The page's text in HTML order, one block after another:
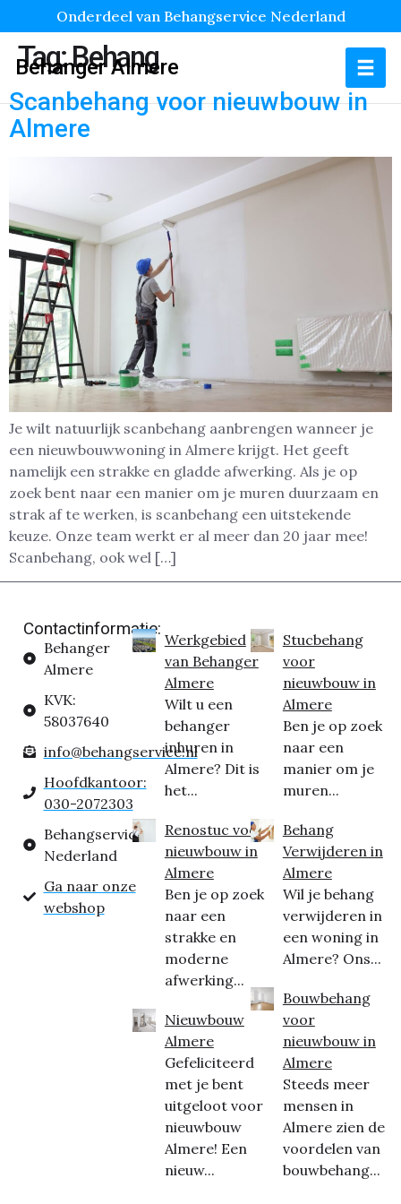
Onderdeel van Behangservice Nederland
Behanger Almere
Tag:Behang
Scanbehang voor nieuwbouw in
Almere
Je wilt natuurlijk scanbehang aanbrengen wanneer je
een nieuwbouwwoning in Almere krijgt. Het geeft
namelijk een strakke en gladde afwerking. Als je op
zoek bent naar een manier om je muren duurzaam en
strak af te werken, is scanbehang een uitstekende
keuze. Onze team werkt er al meer dan 20 jaar mee!
Scanbehang, ook wel […]
Contactinformatie:
Behanger
Almere
KVK:
58037640
info@behangservice.nl
Hoofdkantoor:
030-2072303
Behangservice
Nederland
Ga naar onze
webshop
Werkgebied
van Behanger
Almere
Wilt u een
behanger
inhuren in
Almere? Dit is
het...
Renostuc voor
nieuwbouw in
Almere
Ben je op zoek
naar een
strakke en
moderne
afwerking...
Nieuwbouw
Almere
Gefeliciteerd
met je bent
uitgeloot voor
nieuwbouw
Almere! Een
nieuw...
Stucbehang
voor
nieuwbouw in
Almere
Ben je op zoek
naar een
manier om je
muren...
Behang
Verwijderen in
Almere
Wil je behang
verwijderen in
een woning in
Almere? Ons...
Bouwbehang
voor
nieuwbouw in
Almere
Steeds meer
mensen in
Almere zien de
voordelen van
bouwbehang...